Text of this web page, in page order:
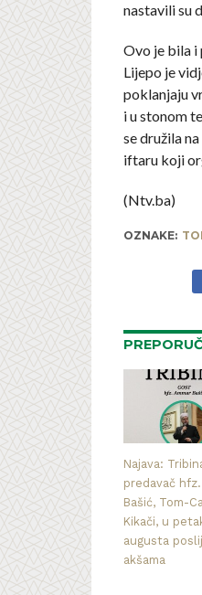
nastavili su
Ovo je bila i
Lijepo je
poklanjaju
i u stonom
se družila
iftaru koji
(Ntv.ba)
OZNAKE:
Najava:
predavač hfz.
Bašić, Tom-
Kikači, u
augusta
akšama